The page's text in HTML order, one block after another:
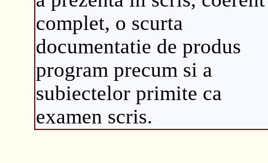
complet, o scurta
documentatie de produs
program precum si a
subiectelor primite ca
examen scris.